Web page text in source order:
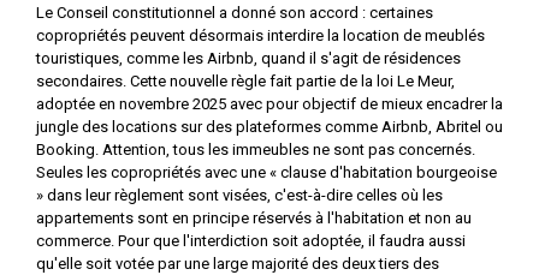
Le Conseil constitutionnel a donné son accord : certaines
copropriétés peuvent désormais interdire la location de meublés
touristiques, comme les Airbnb, quand il s'agit de résidences
secondaires. Cette nouvelle règle fait partie de la loi Le Meur,
adoptée en novembre 2025 avec pour objectif de mieux encadrer la
jungle des locations sur des plateformes comme Airbnb, Abritel ou
Booking. Attention, tous les immeubles ne sont pas concernés.
Seules les copropriétés avec une « clause d'habitation bourgeoise
» dans leur règlement sont visées, c'est-à-dire celles où les
appartements sont en principe réservés à l'habitation et non au
commerce. Pour que l'interdiction soit adoptée, il faudra aussi
qu'elle soit votée par une large majorité des deux tiers des